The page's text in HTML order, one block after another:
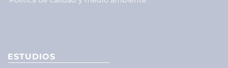
ESTUDIOS